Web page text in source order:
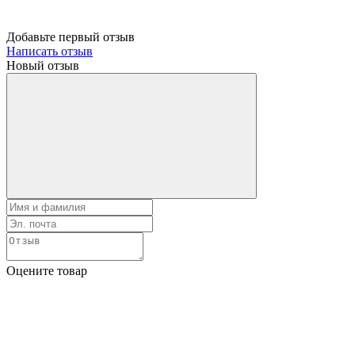
Добавьте первый отзыв
Написать отзыв
Новый отзыв
Оцените товар